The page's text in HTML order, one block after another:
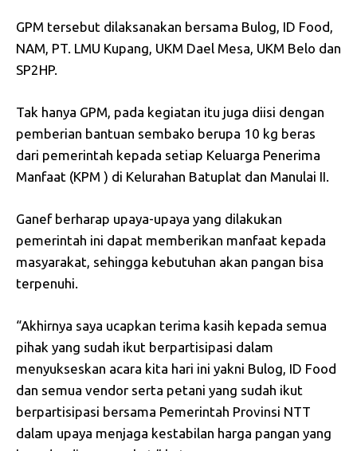
GPM tersebut dilaksanakan bersama Bulog, ID Food,
NAM, PT. LMU Kupang, UKM Dael Mesa, UKM Belo dan
SP2HP.
Tak hanya GPM, pada kegiatan itu juga diisi dengan
pemberian bantuan sembako berupa 10 kg beras
dari pemerintah kepada setiap Keluarga Penerima
Manfaat (KPM ) di Kelurahan Batuplat dan Manulai II.
Ganef berharap upaya-upaya yang dilakukan
pemerintah ini dapat memberikan manfaat kepada
masyarakat, sehingga kebutuhan akan pangan bisa
terpenuhi.
“Akhirnya saya ucapkan terima kasih kepada semua
pihak yang sudah ikut berpartisipasi dalam
menyukseskan acara kita hari ini yakni Bulog, ID Food
dan semua vendor serta petani yang sudah ikut
berpartisipasi bersama Pemerintah Provinsi NTT
dalam upaya menjaga kestabilan harga pangan yang